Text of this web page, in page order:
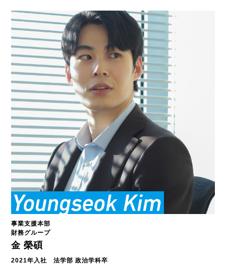
事業支援本部
財務グループ
金 榮碩
2021年入社 法学部 政治学科卒